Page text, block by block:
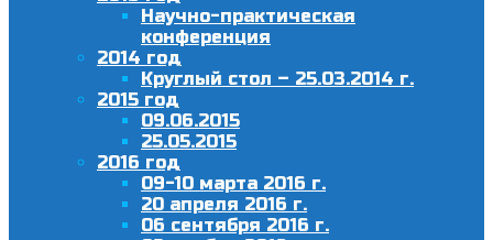
Научно-практическая
конференция
2014 год
Круглый стол – 25.03.2014 г.
2015 год
09.06.2015
25.05.2015
2016 год
09-10 марта 2016 г.
20 апреля 2016 г.
06 сентября 2016 г.